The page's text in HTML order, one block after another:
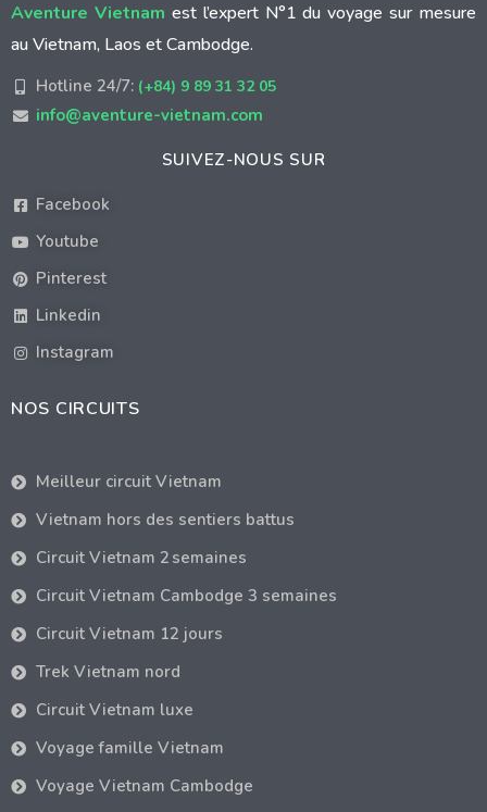
Aventure Vietnam est l’expert N°1 du voyage sur mesure
au Vietnam, Laos et Cambodge.
Hotline 24/7: (+84) 9 89 31 32 05
info@aventure-vietnam.com
SUIVEZ-NOUS SUR
Facebook
Youtube
Pinterest
Linkedin
Instagram
NOS CIRCUITS
Meilleur circuit Vietnam
Vietnam hors des sentiers battus
Circuit Vietnam 2 semaines
Circuit Vietnam Cambodge 3 semaines
Circuit Vietnam 12 jours
Trek Vietnam nord
Circuit Vietnam luxe
Voyage famille Vietnam
Voyage Vietnam Cambodge